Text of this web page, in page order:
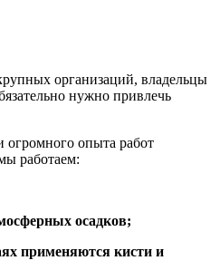
организаций, владельцы
нужно привлечь
огромного опыта работ
работаем:
осадков;
применяются кисти и